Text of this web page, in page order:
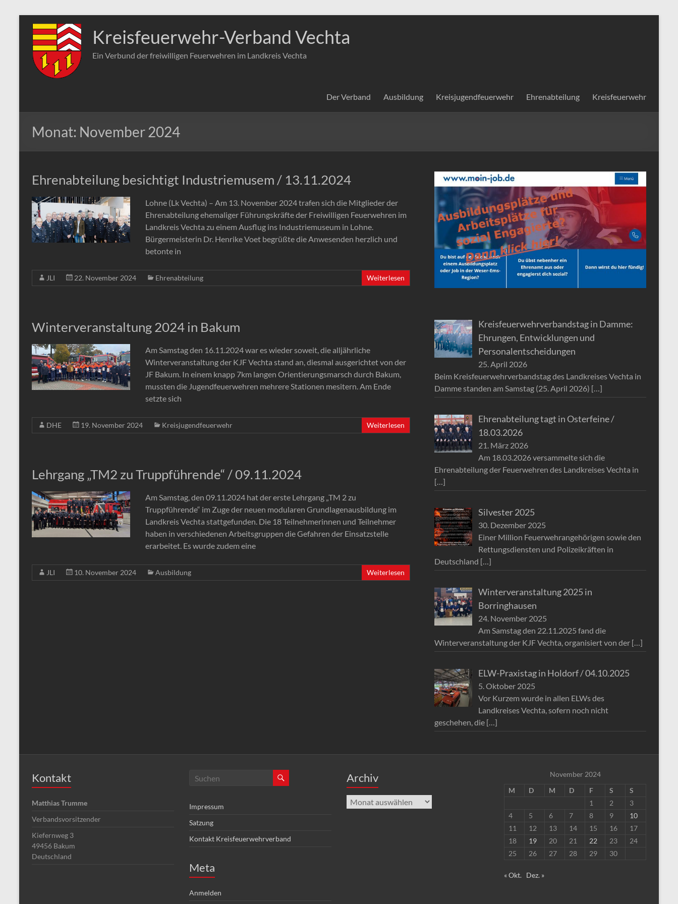
Inhalt
springen
Kreisfeuerwehr-Verband Vechta
Ein Verbund der freiwilligen Feuerwehren im Landkreis Vechta
Der Verband Ausbildung Kreisjugendfeuerwehr Ehrenabteilung Kreisfeuerwehr
Monat: November 2024
Ehrenabteilung besichtigt Industriemusem / 13.11.2024
Lohne (Lk Vechta) – Am 13. November 2024 trafen sich die Mitglieder der
Ehrenabteilung ehemaliger Führungskräfte der Freiwilligen Feuerwehren im
Landkreis Vechta zu einem Ausflug ins Industriemuseum in Lohne.
Bürgermeisterin Dr. Henrike Voet begrüßte die Anwesenden herzlich und
betonte in
JLI 22. November 2024 Ehrenabteilung Weiterlesen
Winterveranstaltung 2024 in Bakum
Am Samstag den 16.11.2024 war es wieder soweit, die alljährliche
Winterveranstaltung der KJF Vechta stand an, diesmal ausgerichtet von der
JF Bakum. In einem knapp 7km langen Orientierungsmarsch durch Bakum,
mussten die Jugendfeuerwehren mehrere Stationen mesitern. Am Ende
setzte sich
DHE 19. November 2024 Kreisjugendfeuerwehr Weiterlesen
Lehrgang „TM2 zu Truppführende“ / 09.11.2024
Am Samstag, den 09.11.2024 hat der erste Lehrgang „TM 2 zu
Truppführende“ im Zuge der neuen modularen Grundlagenausbildung im
Landkreis Vechta stattgefunden. Die 18 Teilnehmerinnen und Teilnehmer
haben in verschiedenen Arbeitsgruppen die Gefahren der Einsatzstelle
erarbeitet. Es wurde zudem eine
JLI 10. November 2024 Ausbildung Weiterlesen
Kreisfeuerwehrverbandstag in Damme:
Ehrungen, Entwicklungen und
Personalentscheidungen
25. April 2026
Beim Kreisfeuerwehrverbandstag des Landkreises Vechta in
Damme standen am Samstag (25. April 2026) […]
Ehrenabteilung tagt in Osterfeine /
18.03.2026
21. März 2026
Am 18.03.2026 versammelte sich die
Ehrenabteilung der Feuerwehren des Landkreises Vechta in
[…]
Silvester 2025
30. Dezember 2025
Einer Million Feuerwehrangehörigen sowie den
Rettungsdiensten und Polizeikräften in
Deutschland […]
Winterveranstaltung 2025 in
Borringhausen
24. November 2025
Am Samstag den 22.11.2025 fand die
Winterveranstaltung der KJF Vechta, organisiert von der […]
ELW-Praxistag in Holdorf / 04.10.2025
5. Oktober 2025
Vor Kurzem wurde in allen ELWs des
Landkreises Vechta, sofern noch nicht
geschehen, die […]
Kontakt
Matthias Trumme
Verbandsvorsitzender
Kiefernweg 3
49456 Bakum
Deutschland
Impressum
Satzung
Kontakt Kreisfeuerwehrverband
Meta
Anmelden
Archiv
Archiv
November 2024
M
D M D F S
S
1
2
3
4
5 6 7 8 9
10
11
12 13 14 15 16
17
18
19 20 21 22 23
24
25
26 27 28 29 30
« Okt. Dez. »